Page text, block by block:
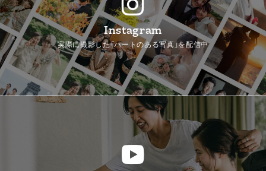
Instagram
実際に撮影した「ハートのある写真」を配信中